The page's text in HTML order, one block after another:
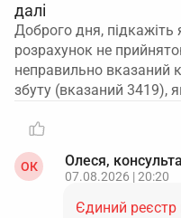
далі
Доброго дня, підкажіть
розрахунок не
неправильно вказаний
збуту (вказаний 3419),
ОК Олеся,
07.08.2026 | 20:20
Єдиний реєстр